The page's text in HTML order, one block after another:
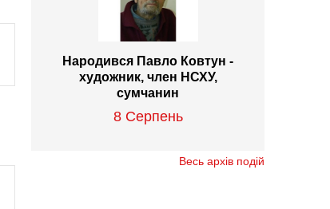
Народився Павло Ковтун -
художник, член НСХУ,
сумчанин
8 Серпень
Весь архів подій